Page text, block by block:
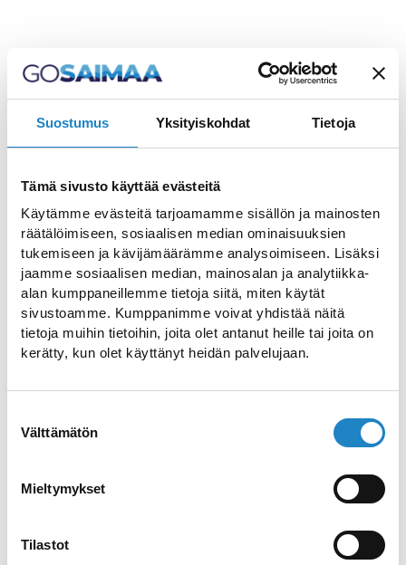
Suostumus Yksityiskohdat Tietoja
Tämä sivusto käyttää evästeitä
Käytämme evästeitä tarjoamamme sisällön ja mainosten
räätälöimiseen, sosiaalisen median ominaisuuksien
tukemiseen ja kävijämäärämme analysoimiseen. Lisäksi
jaamme sosiaalisen median, mainosalan ja analytiikka-
alan kumppaneillemme tietoja siitä, miten käytät
sivustoamme. Kumppanimme voivat yhdistää näitä
tietoja muihin tietoihin, joita olet antanut heille tai joita on
kerätty, kun olet käyttänyt heidän palvelujaan.
valinta
Välttämätön
Mieltymykset
Tilastot
Saimaan rantakaupungin
merkittävät kohteet
Lappeenrannan kaupunki sijaitsee
Saimaan rannalla ja Salpausselän päällä.
Kaupunki on Etelä-Karjalan
maakuntakeskus, jonka historia ulottuu
monen vuosisadan taakse. Historiaan voi
tutustua Linnoituksessa ja siellä
sijaitsevassa maakuntamuseossa sekä
Rakuunamäellä, joka nimensä mukaisesti
Lappeenrannassa on helppo pyöräillä.
300 kilometriä pyöräteitä, joista tälle
läheisyydessä kiertävä